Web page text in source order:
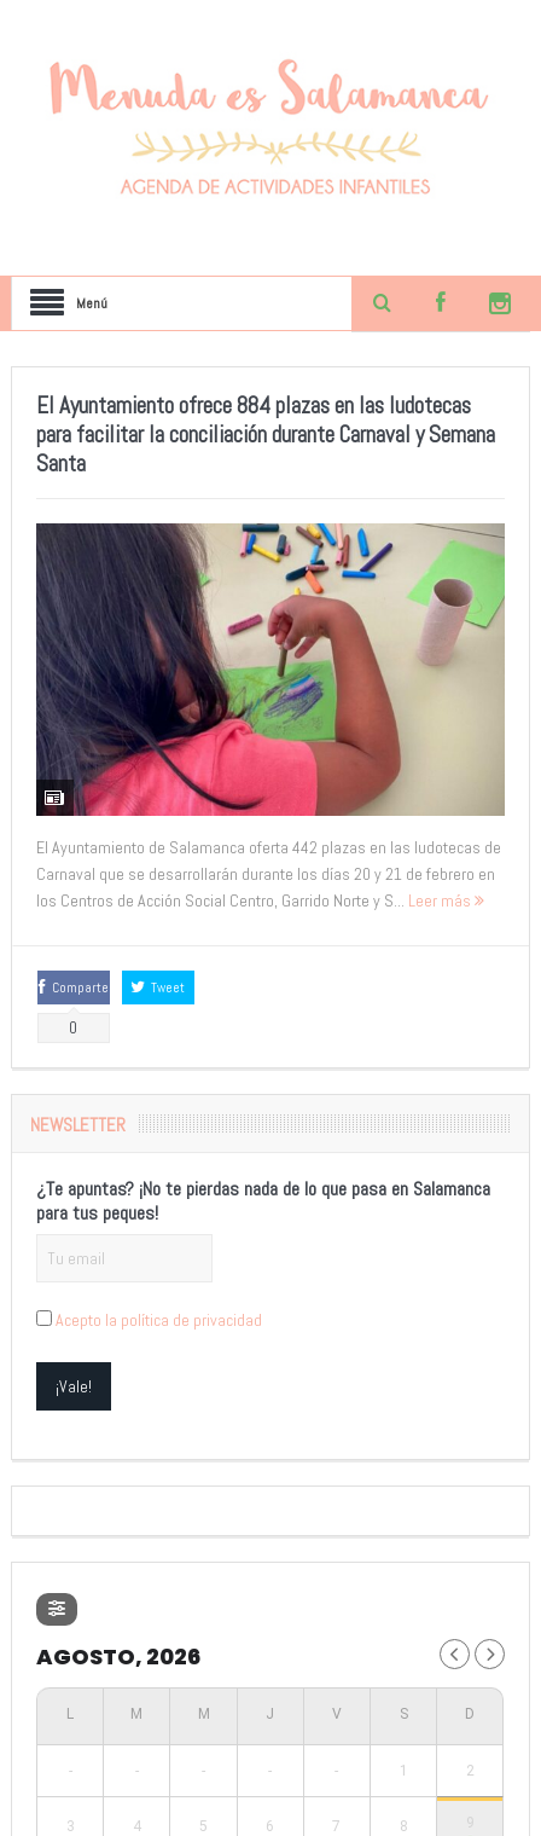
Menú
El Ayuntamiento ofrece 884 plazas en las ludotecas
para facilitar la conciliación durante Carnaval y Semana
Santa
El Ayuntamiento de Salamanca oferta 442 plazas en las ludotecas de
Carnaval que se desarrollarán durante los días 20 y 21 de febrero en
los Centros de Acción Social Centro, Garrido Norte y S... Leer más
Comparte
0
Tweet
NEWSLETTER
¿Te apuntas? ¡No te pierdas nada de lo que pasa en Salamanca
para tus peques!
Acepto la política de privacidad
AGOSTO, 2026
- - - - - 1 2
3 4 5 6 7 8 9